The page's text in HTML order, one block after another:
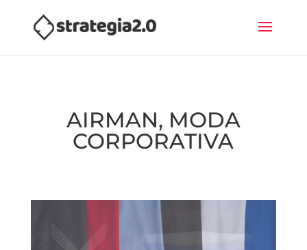
AIRMAN, MODA
CORPORATIVA